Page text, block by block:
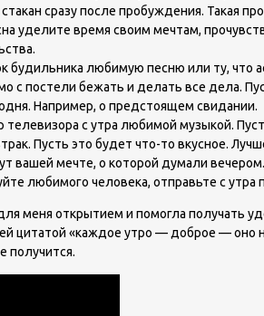
сразу после пробуждения. Такая
уделите время своим мечтам,
будильника любимую песню или ту, что
с постели бежать и делать все дела.
Например, о предстоящем свидании.
с утра любимой музыкой.
Пусть это будет что-то вкусное.
вашей мечте, о которой думали вечером.
любимого человека, отправьте с
меня открытием и помогла получать
цитатой «каждое утро — доброе — оно
получится.